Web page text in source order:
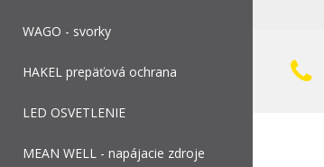
WAGO - svorky
HAKEL prepäťová ochrana
LED OSVETLENIE
MEAN WELL - napájacie zdroje